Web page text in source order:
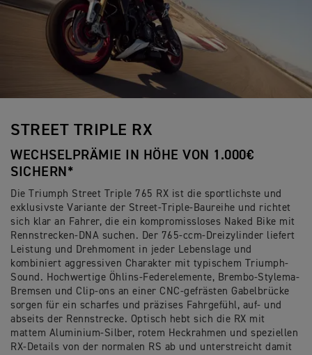
STREET TRIPLE RX
WECHSELPRÄMIE IN HÖHE VON 1.000€
SICHERN*
Die Triumph Street Triple 765 RX ist die sportlichste und
exklusivste Variante der Street-Triple-Baureihe und richtet
sich klar an Fahrer, die ein kompromissloses Naked Bike mit
Rennstrecken-DNA suchen. Der 765-ccm-Dreizylinder liefert
Leistung und Drehmoment in jeder Lebenslage und
kombiniert aggressiven Charakter mit typischem Triumph-
Sound. Hochwertige Öhlins-Federelemente, Brembo-Stylema-
Bremsen und Clip-ons an einer CNC-gefrästen Gabelbrücke
sorgen für ein scharfes und präzises Fahrgefühl, auf- und
abseits der Rennstrecke. Optisch hebt sich die RX mit
mattem Aluminium-Silber, rotem Heckrahmen und speziellen
RX-Details von der normalen RS ab und unterstreicht damit